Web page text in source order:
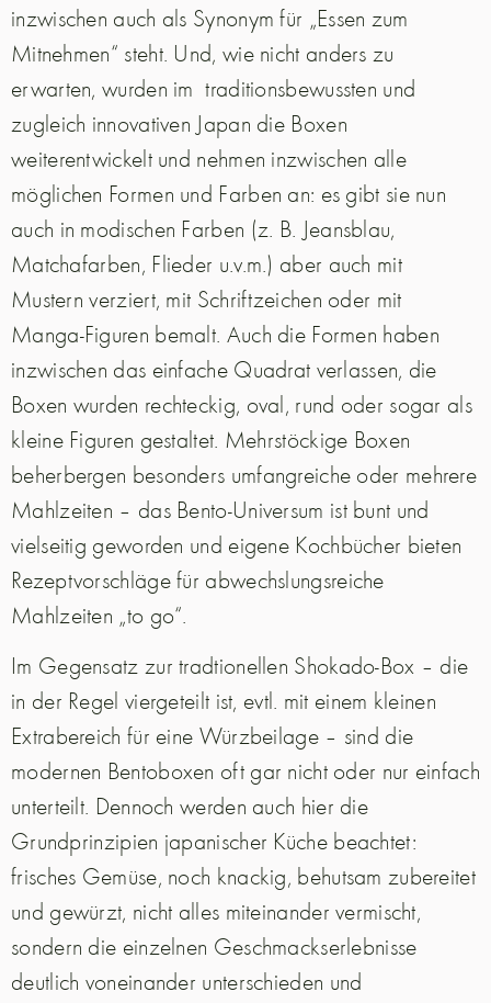
inzwischen auch als Synonym für „Essen zum
Mitnehmen“ steht. Und, wie nicht anders zu
erwarten, wurden im traditionsbewussten und
zugleich innovativen Japan die Boxen
weiterentwickelt und nehmen inzwischen alle
möglichen Formen und Farben an: es gibt sie nun
auch in modischen Farben (z. B. Jeansblau,
Matchafarben, Flieder u.v.m.) aber auch mit
Mustern verziert, mit Schriftzeichen oder mit
Manga-Figuren bemalt. Auch die Formen haben
inzwischen das einfache Quadrat verlassen, die
Boxen wurden rechteckig, oval, rund oder sogar als
kleine Figuren gestaltet. Mehrstöckige Boxen
beherbergen besonders umfangreiche oder mehrere
Mahlzeiten – das Bento-Universum ist bunt und
vielseitig geworden und eigene Kochbücher bieten
Rezeptvorschläge für abwechslungsreiche
Mahlzeiten „to go“.
Im Gegensatz zur tradtionellen Shokado-Box – die
in der Regel viergeteilt ist, evtl. mit einem kleinen
Extrabereich für eine Würzbeilage – sind die
modernen Bentoboxen oft gar nicht oder nur einfach
unterteilt. Dennoch werden auch hier die
Grundprinzipien japanischer Küche beachtet:
frisches Gemüse, noch knackig, behutsam zubereitet
und gewürzt, nicht alles miteinander vermischt,
sondern die einzelnen Geschmackserlebnisse
deutlich voneinander unterschieden und